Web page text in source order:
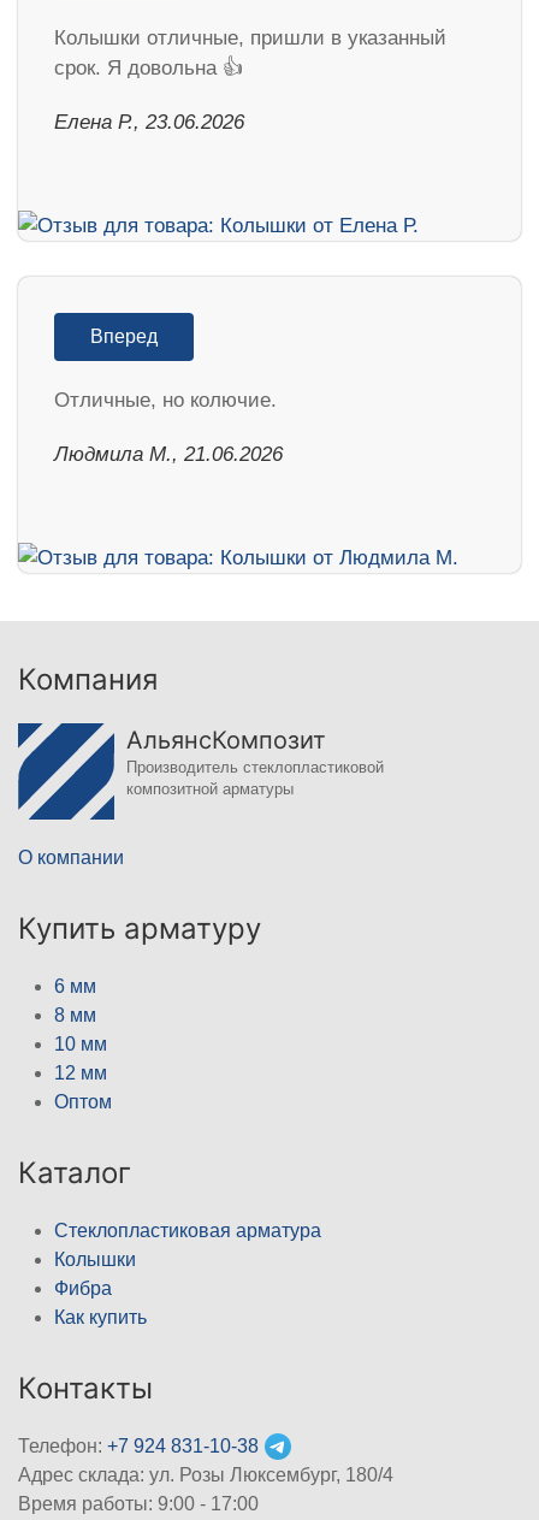
Колышки отличные, пришли в указанный
срок. Я довольна 👍
Елена Р., 23.06.2026
Вперед
Отличные, но колючие.
Людмила М., 21.06.2026
Компания
АльянсКомпозит
Производитель стеклопластиковой
композитной арматуры
О компании
Купить арматуру
6 мм
8 мм
10 мм
12 мм
Оптом
Каталог
Стеклопластиковая арматура
Колышки
Фибра
Как купить
Контакты
Телефон: +7 924 831-10-38
Адрес склада: ул. Розы Люксембург, 180/4
Время работы: 9:00 - 17:00